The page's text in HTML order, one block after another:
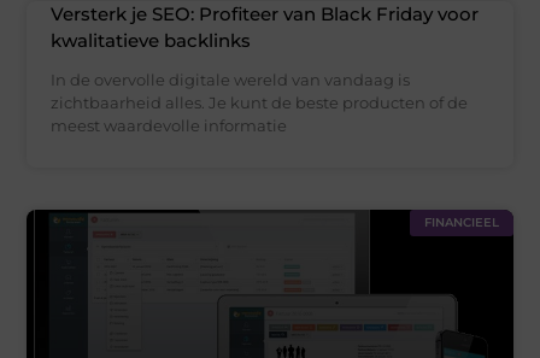
Versterk je SEO: Profiteer van Black Friday voor
kwalitatieve backlinks
In de overvolle digitale wereld van vandaag is
zichtbaarheid alles. Je kunt de beste producten of de
meest waardevolle informatie
FINANCIEEL